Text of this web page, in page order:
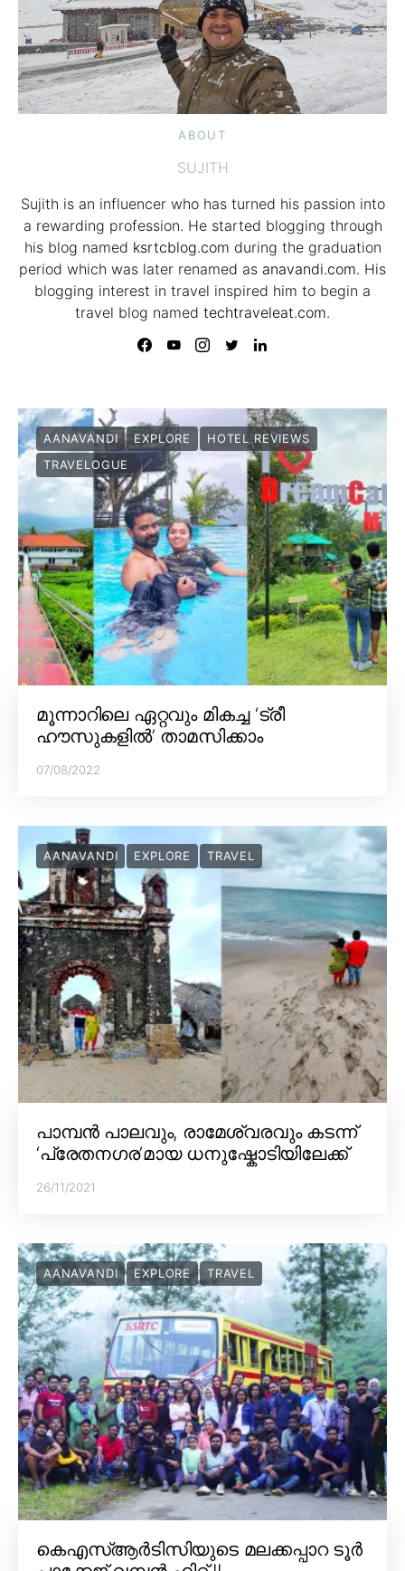
ABOUT
SUJITH
Sujith is an influencer who has turned his passion into
a rewarding profession. He started blogging through
his blog named ksrtcblog.com during the graduation
period which was later renamed as anavandi.com. His
blogging interest in travel inspired him to begin a
travel blog named techtraveleat.com.
AANAVANDI EXPLORE
HOTEL REVIEWS
TRAVELOGUE
മൂന്നാറിലെ ഏറ്റവും മികച്ച ‘ട്രീ
ഹൗസുകളിൽ’ താമസിക്കാം
07/08/2022
AANAVANDI EXPLORE TRAVEL
പാമ്പൻ പാലവും, രാമേശ്വരവും കടന്ന്
‘പ്രേതനഗര’മായ ധനുഷ്കോടിയിലേക്ക്
26/11/2021
AANAVANDI EXPLORE TRAVEL
കെഎസ്ആർടിസിയുടെ മലക്കപ്പാറ ടൂർ